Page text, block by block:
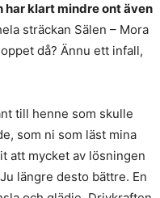
klart mindre ont även
sträckan Sälen – Mora
då? Ännu ett infall,
till henne som skulle
som ni som läst mina
att mycket av lösningen
längre desto bättre. En